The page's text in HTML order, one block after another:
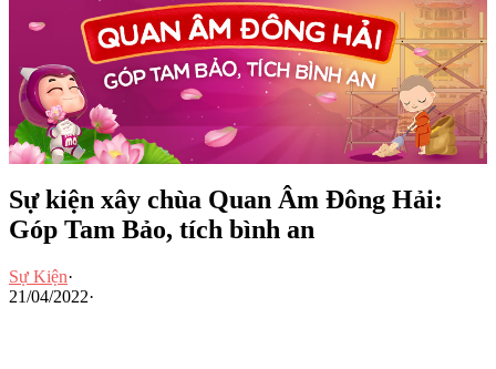
Sự kiện xây chùa Quan Âm Đông Hải:
Góp Tam Bảo, tích bình an
Sự Kiện·
21/04/2022·